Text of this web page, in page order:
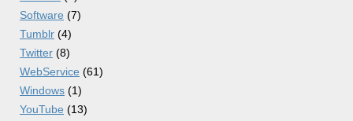
Software (7)
Tumblr (4)
Twitter (8)
WebService (61)
Windows (1)
YouTube (13)